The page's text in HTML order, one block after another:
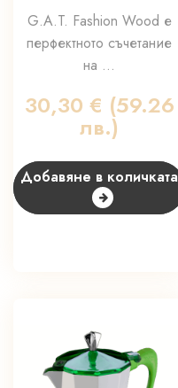
G.A.T. Fashion Wood е
перфектното съчетание
на ...
30,30 € (59.26
лв.)
Добавяне в количката